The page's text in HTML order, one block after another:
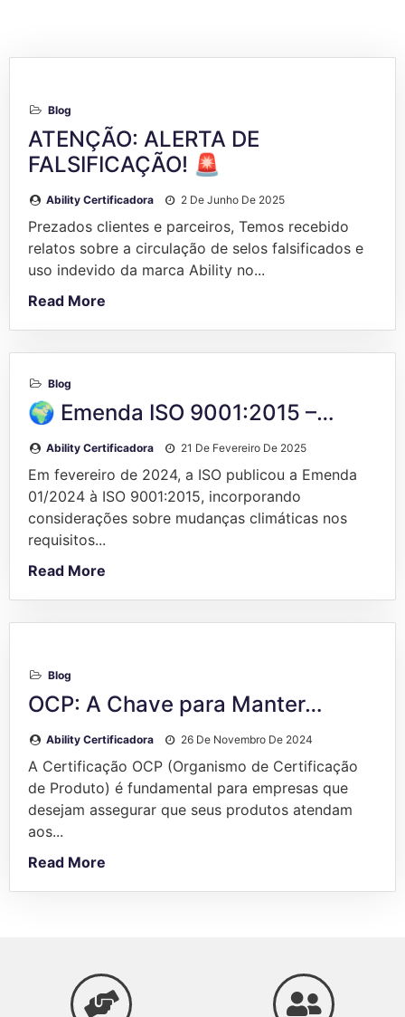
Blog
ATENÇÃO: ALERTA DE
FALSIFICAÇÃO! 🚨
Ability Certificadora 2 De Junho De 2025
Prezados clientes e parceiros, Temos recebido
relatos sobre a circulação de selos falsificados e
uso indevido da marca Ability no...
Read More
Blog
🌍 Emenda ISO 9001:2015 –…
Ability Certificadora 21 De Fevereiro De 2025
Em fevereiro de 2024, a ISO publicou a Emenda
01/2024 à ISO 9001:2015, incorporando
considerações sobre mudanças climáticas nos
requisitos...
Read More
Blog
OCP: A Chave para Manter…
Ability Certificadora 26 De Novembro De 2024
A Certificação OCP (Organismo de Certificação
de Produto) é fundamental para empresas que
desejam assegurar que seus produtos atendam
aos...
Read More